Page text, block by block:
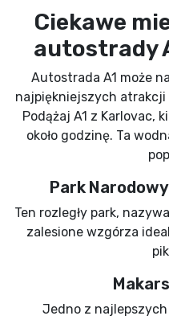
Ciekawe
autostrady
Autostrada A1 może
najpiękniejszych
Podążaj A1 z Karlovac,
około godzinę. Ta
Park
Ten rozległy park,
zalesione wzgórza
Jedno z